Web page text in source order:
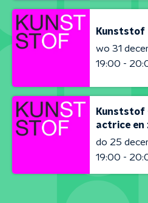
Kunststof
wo 31
19:00 -
Kunststof
actrice en
do 25
19:00 -